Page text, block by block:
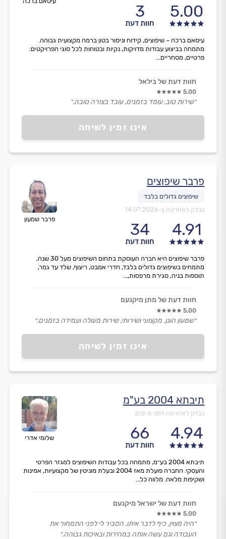
5.00
3
חוות דעת
אינו זמין לשיחה
עיסאם ברכה – שיפוצים, קידוח וניסור בטון ברמה מקצועית גבוהה.
מתמחה בביצוע עבודות מדויקות, נקיות ובטוחות לכל סוגי הפרויקטים:
פרטיים, מסחריים...
חוות דעת של בילאל
5.00
״שירות טוב, עומד בזמנים, עובד בצורה טובה.״
פרבר שמעון
פרבר שיפוצים
נבדק לאחרונה ב-14.07.2026
4.91
34
חוות דעת
אינו זמין לשיחה
פרבר שיפוצים היא חברה העוסקת בתחום השיפוצים מעל 30 שנה,
מתמחים בשיפוצים גדולים בלבד, חדרי אמבט, ריצוף, שלד עד גמר,
תוספות בניה, סגירת מרפסות,...
חוות דעת של מתן מיקנעם
5.00
״שמעון הוגן, מקצועי ושירותי, שירות מעולה ועמידה בזמנים.״
שלומי אדרי
תיבתא 2004 בע"מ
נבדק לאחרונה לפני 6 ימים
4.94
66
חוות דעת
תיבתא 2004 בע״מ, מתמחה בכל עבודות השיפוצים למגזר הפרטי
והעסקי. החברה פועלת מאז 2004 ובעלת מוניטין של מקצועיות, אמינות
ושקיפות מלאה. מלווה כל...
חוות דעת של ישראל מיקנעם
5.00
״היה מצוין, כיף לדבר איתו, הסביר לי לפני התמחור את
העבודה וגם עשה אותה במהירות ובאיכות גבוהה.״